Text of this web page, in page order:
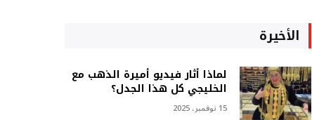
الأخيرة
لماذا أثار فيديو أميرة الذهب مع
الخليجي كل هذا الجدل؟
15 نوفمبر، 2025